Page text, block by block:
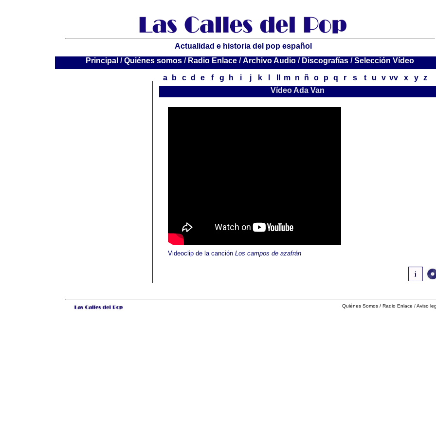
Principal / Quiénes somos / Radio Enlace / Archivo Audio / Discografías /Selección Vídeo
Actualidad e historia del pop español
Vídeo Ada Van
Videoclip de la canción Los campos de azafrán
a b c d e f g h i j k m n ñ o p q r s t u v vv x y z
Quiénes Somos / Radio Enlace /Aviso